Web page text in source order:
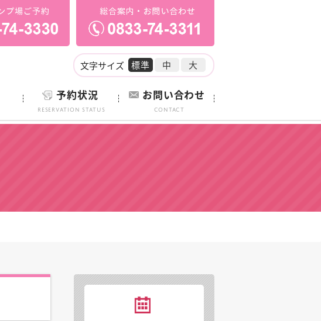
文字サイズ 標準 中 大
予約状況
Reservation Status
お問い合わせ
Contact